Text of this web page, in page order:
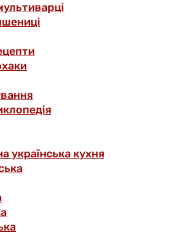
українська кухня